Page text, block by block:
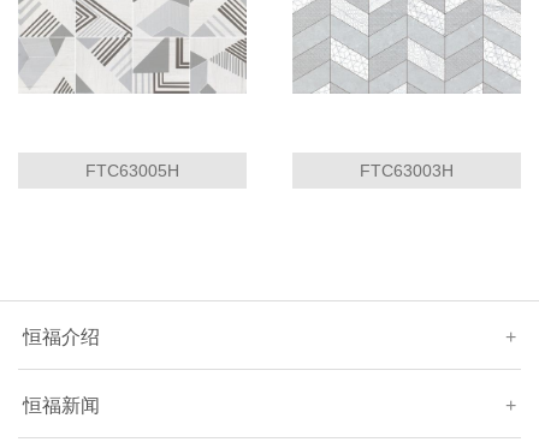
FTC63005H FTC63003H
恒福介绍 +
恒福新闻 +